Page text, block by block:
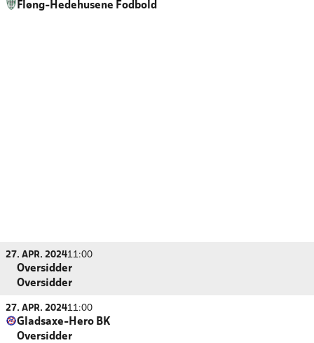
Fløng-Hedehusene Fodbold
27. APR. 202411:00
Oversidder
Oversidder
27. APR. 202411:00
Gladsaxe-Hero BK
Oversidder